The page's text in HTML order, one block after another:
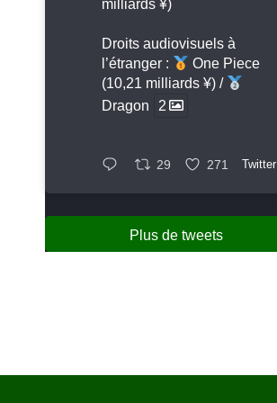
milliards ¥)
Droits audiovisuels à
l’étranger :
One Piece
(10,21 milliards ¥) /
Dragon
2
29 271 Twitter
Plus de tweets